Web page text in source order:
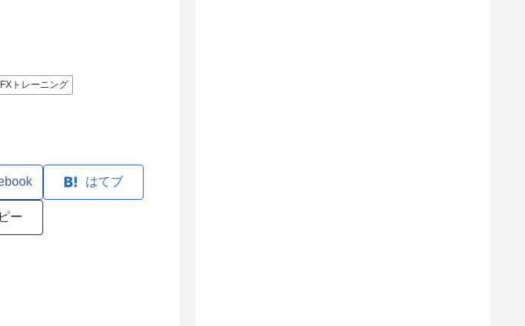
トレーニング
はてブ
ー